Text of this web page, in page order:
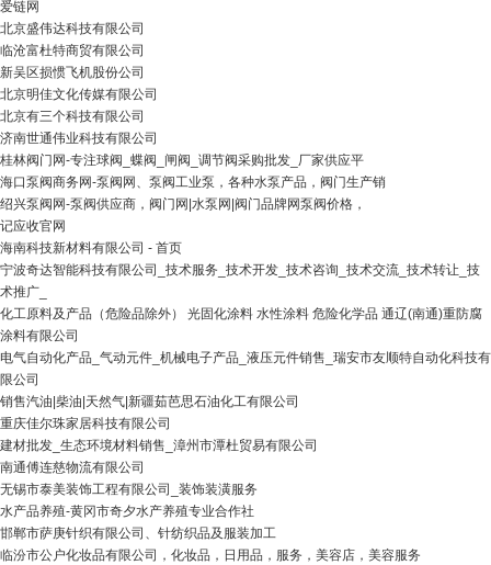
爱链网
北京盛伟达科技有限公司
临沧富杜特商贸有限公司
新吴区损惯飞机股份公司
北京明佳文化传媒有限公司
北京有三个科技有限公司
济南世通伟业科技有限公司
桂林阀门网-专注球阀_蝶阀_闸阀_调节阀采购批发_厂家供应平
海口泵阀商务网-泵阀网、泵阀工业泵，各种水泵产品，阀门生产销
绍兴泵阀网-泵阀供应商，阀门网|水泵网|阀门品牌网泵阀价格，
记应收官网
海南科技新材料有限公司 - 首页
宁波奇达智能科技有限公司_技术服务_技术开发_技术咨询_技术交流_技术转让_技
术推广_
化工原料及产品（危险品除外） 光固化涂料 水性涂料 危险化学品 通辽(南通)重防腐
涂料有限公司
电气自动化产品_气动元件_机械电子产品_液压元件销售_瑞安市友顺特自动化科技有
限公司
销售汽油|柴油|天然气|新疆茹芭思石油化工有限公司
重庆佳尔珠家居科技有限公司
建材批发_生态环境材料销售_漳州市潭杜贸易有限公司
南通傅连慈物流有限公司
无锡市泰美装饰工程有限公司_装饰装潢服务
水产品养殖-黄冈市奇夕水产养殖专业合作社
邯郸市萨庚针织有限公司、针纺织品及服装加工
临汾市公户化妆品有限公司，化妆品，日用品，服务，美容店，美容服务